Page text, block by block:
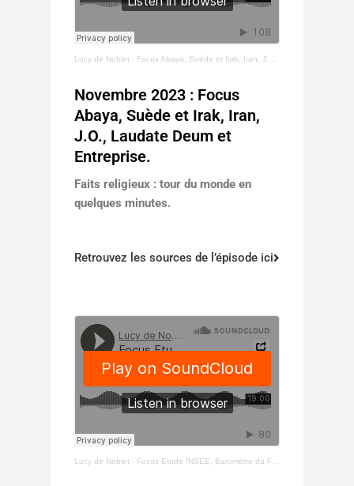
Lucy de Noblet · Focus Abaya, Suède et Irak, Iran, J.O., Laudate Deum et Entreprise.
Novembre 2023 : Focus
Abaya, Suède et Irak, Iran,
J.O., Laudate Deum et
Entreprise.
Faits religieux : tour du monde en
quelques minutes.
Retrouvez les sources de l’épisode ici
Lucy de Noblet · Focus Etude INSEE, Baromètre du Fait religieux en entreprise, Foot et Hijabeuses, Inde et Ouganda.